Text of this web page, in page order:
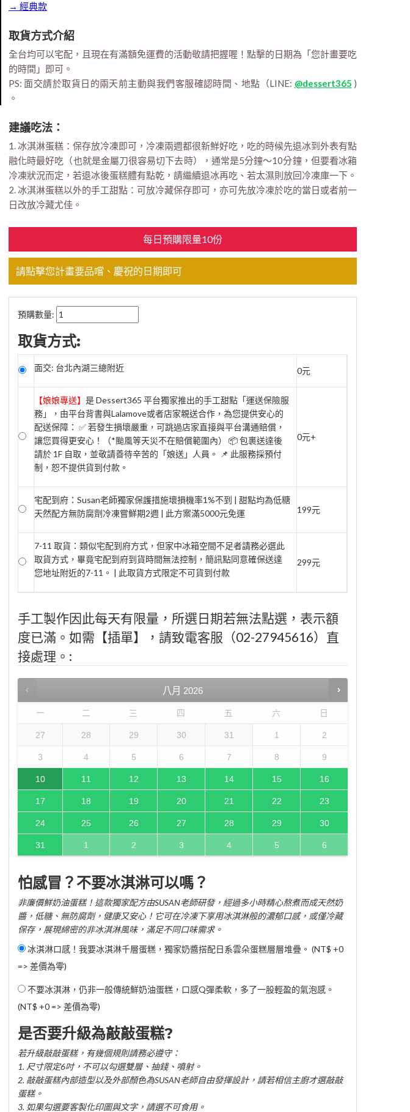
→ 經典款
取貨方式介紹
全台均可以宅配，且現在有滿額免運費的活動敬請把握喔！點擊的日期為「您計畫要吃
的時間」即可。
PS: 面交請於取貨日的兩天前主動與我們客服確認時間、地點（LINE: @dessert365 )
。
建議吃法：
1. 冰淇淋蛋糕：保存放冷凍即可，冷凍兩週都很新鮮好吃，吃的時候先退冰到外表有點
融化時最好吃（也就是金屬刀很容易切下去時），通常是5分鐘～10分鐘，但要看冰箱
冷凍狀況而定，若退冰後蛋糕體有點乾，請繼續退冰再吃、若太濕則放回冷凍庫一下。
2. 冰淇淋蛋糕以外的手工甜點：可放冷藏保存即可，亦可先放冷凍於吃的當日或者前一
日改放冷藏尤佳。
每日預購限量10份
請點擊您計畫要品嚐、慶祝的日期即可
預購數量:
取貨方式:
面交: 台北內湖三總附近 0元
【娘娘專送】 是 Dessert365 平台獨家推出的手工甜點「運送保險服
務」，由平台背書與Lalamove或者店家親送合作，為您提供安心的
配送保障： ✅ 若發生損壞嚴重，可跳過店家直接與平台溝通賠償，
讓您買得更安心！（*颱風等天災不在賠償範圍內） 📦 包裹送達後
請於 1F 自取，並敬請善待辛苦的「娘送」人員。 📌 此服務採預付
制，恕不提供貨到付款。
0元+
宅配到府：Susan老師獨家保護措施壞損機率1%不到 | 甜點均為低糖
天然配方無防腐劑冷凍嘗鮮期2週 | 此方案滿5000元免運
199元
7-11 取貨：類似宅配到府方式，但家中冰箱空間不足者請務必選此
取貨方式，畢竟宅配到府到貨時間無法控制，簡訊點同意確保送達
您地址附近的7-11。 | 此取貨方式限定不可貨到付款
299元
手工製作因此每天有限量，所選日期若無法點選，表示額
度已滿。如需【插單】，請致電客服（02-27945616）直
接處理。:
八月 2026
一 二 三 四 五 六 日
27 28 29 30 31 1 2
3 4 5 6 7 8 9
10 11 12 13 14 15 16
17 18 19 20 21 22 23
24 25 26 27 28 29 30
31 1 2 3 4 5 6
怕感冒？不要冰淇淋可以嗎？
非廉價鮮奶油蛋糕！這款獨家配方由SUSAN老師研發，經過多小時精心熬煮而成天然奶
醬，低糖、無防腐劑，健康又安心！它可在冷凍下享用冰淇淋般的濃郁口感，或僅冷藏
保存，展現綿密的非冰淇淋風味，滿足不同口味需求。
冰淇淋口感！我要冰淇淋千層蛋糕，獨家奶醬搭配日系雲朵蛋糕層層堆疊。 (NT$ +0
=> 差價為零)
不要冰淇淋，仍非一般傳統鮮奶油蛋糕，口感Q彈柔軟，多了一股輕盈的氣泡感。
(NT$ +0 => 差價為零)
是否要升級為敲敲蛋糕?
若升級敲敲蛋糕，有幾個規則請務必遵守：
1. 尺寸限定6吋，不可以勾選雙層、抽錢、噴射。
2. 敲敲蛋糕內部造型以及外部顏色為SUSAN老師自由發揮設計，請若相信主廚才選敲敲
蛋糕。
3. 如果勾選要客製化印圖與文字，請選不可食用。